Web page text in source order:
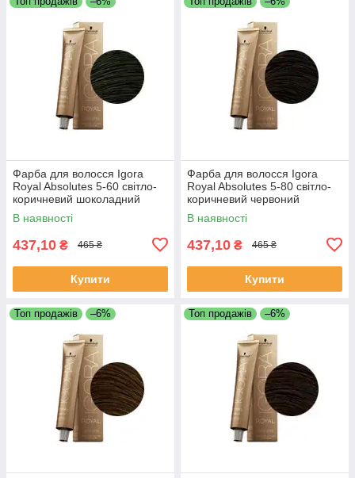
Фарба для волосся Igora
Royal Absolutes 5-60 світло-
коричневий шоколадний
натуральний 60 мл
В наявності
437,10 ₴ 465 ₴
Купити
Фарба для волосся Igora
Royal Absolutes 5-80 світло-
коричневий червоний
натуральний 60 мл
В наявності
437,10 ₴ 465 ₴
Купити
Топ продажів –6% Топ продажів –6%